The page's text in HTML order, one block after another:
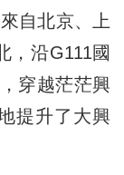
自北京、上
，沿G111國
穿越茫茫興
提升了大興